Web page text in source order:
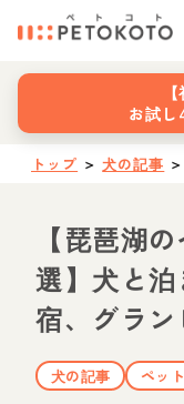
お試し
トップ ＞ 犬の記事 ＞
【琵琶湖
選】犬と
宿、グラン
犬の記事
ペッ